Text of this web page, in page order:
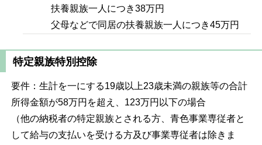
扶養親族一人につき38万円
父母などで同居の扶養親族一人につき45万円
特定親族特別控除
要件：生計を一にする19歳以上23歳未満の親族等の合計
所得金額が58万円を超え、123万円以下の場合
（他の納税者の特定親族とされる方、青色事業専従者と
して給与の支払いを受ける方及び事業専従者は除きま